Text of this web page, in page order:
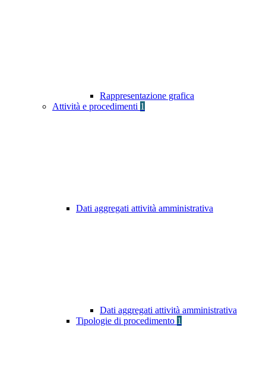
Rappresentazione grafica
Attività e procedimenti 1
Dati aggregati attività amministrativa
Dati aggregati attività amministrativa
Tipologie di procedimento 1